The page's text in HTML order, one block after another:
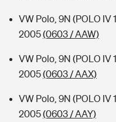
VW Polo, 9N (POLO IV
2005(0603 / AAW)
VW Polo, 9N (POLO IV
2005(0603 / AAX)
VW Polo, 9N (POLO IV
2005(0603 / AAY)